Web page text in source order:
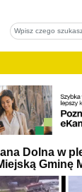
Dolna w
Gminę